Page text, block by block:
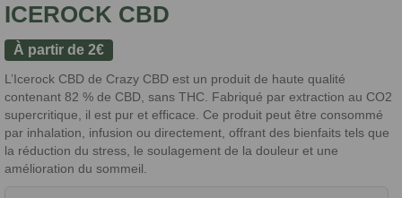
ICEROCK CBD
À partir de 2€
L’Icerock CBD de Crazy CBD est un produit de haute qualité
contenant 82 % de CBD, sans THC. Fabriqué par extraction au CO2
supercritique, il est pur et efficace. Ce produit peut être consommé
par inhalation, infusion ou directement, offrant des bienfaits tels que
la réduction du stress, le soulagement de la douleur et une
amélioration du sommeil.